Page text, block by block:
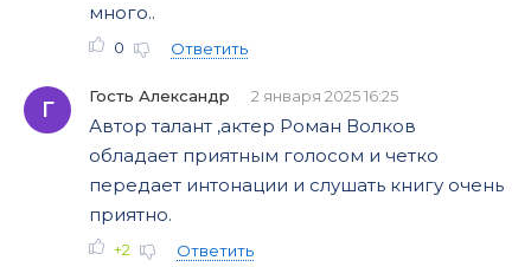
много..
0 Ответить
Г
Гость Александр 2 января 2025 16:25
Автор талант ,актер Роман Волков
обладает приятным голосом и четко
передает интонации и слушать книгу очень
приятно.
+2 Ответить